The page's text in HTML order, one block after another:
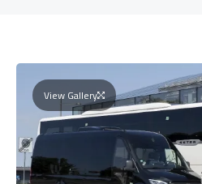
View Gallery